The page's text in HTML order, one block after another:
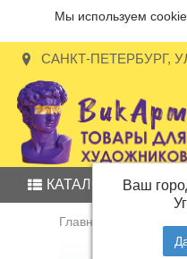
Мы используем
САНКТ-ПЕТЕРБУРГ,
Ваш
КАТАЛОГ
Главная